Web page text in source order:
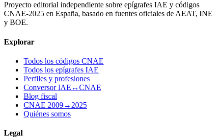
Proyecto editorial independiente sobre epígrafes IAE y códigos
CNAE-2025 en España, basado en fuentes oficiales de AEAT, INE
y BOE.
Explorar
Todos los códigos CNAE
Todos los epígrafes IAE
Perfiles y profesiones
Conversor IAE↔CNAE
Blog fiscal
CNAE 2009→2025
Quiénes somos
Legal